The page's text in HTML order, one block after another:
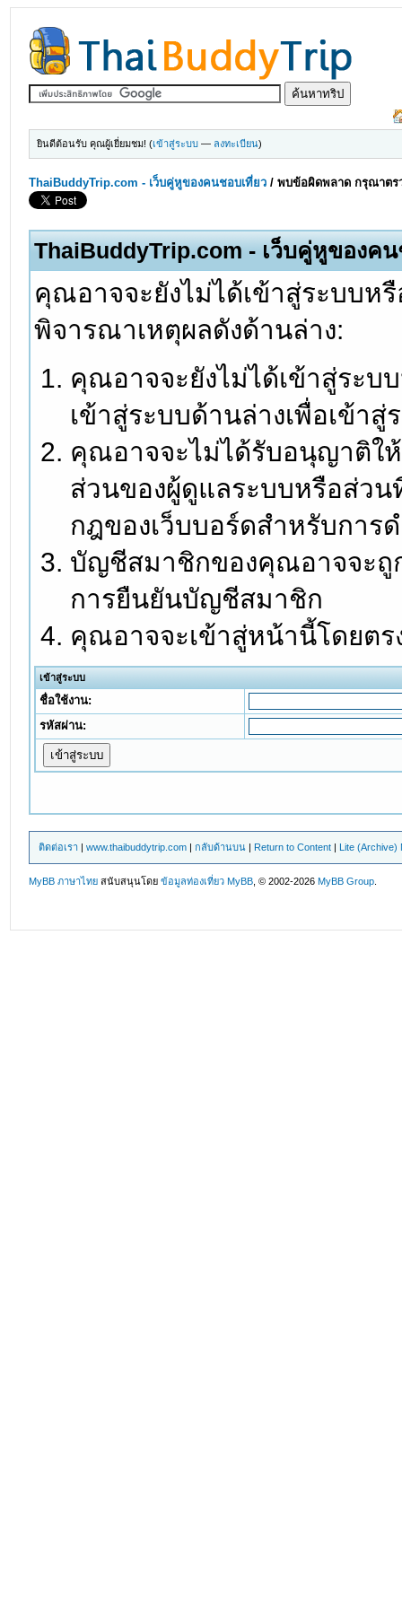
ยินดีต้อนรับ คุณผู้เยี่ยมชม! (เข้าสู่ระบบ — ลงทะเบียน)
ThaiBuddyTrip.com - เว็บคู่หูของคนชอบเที่ยว /พบข้อผิดพลาด กรุณาตร
ThaiBuddyTrip.com - เว็บคู่หูของค
คุณอาจจะยังไม่ได้เข้าสู่ระบบ
พิจารณาเหตุผลดังด้านล่าง:
คุณอาจจะยังไม่ได้เข้าสู่ระบ
เข้าสู่ระบบด้านล่างเพื่อเข้า
คุณอาจจะไม่ได้รับอนุญาติใ
ส่วนของผู้ดูแลระบบหรือส่ว
กฎของเว็บบอร์ดสำหรับการ
บัญชีสมาชิกของคุณอาจจะถู
การยืนยันบัญชีสมาชิก
คุณอาจจะเข้าสู่หน้านี้โดยต
เข้าสู่ระบบ
ชื่อใช้งาน:
รหัสผ่าน:
ติดต่อเรา |www.thaibuddytrip.com |กลับด้านบน | Return to Content | Lite (Archive)
MyBB ภาษาไทย สนับสนุนโดยข้อมูลท่องเที่ยว MyBB , © 2002-2026MyBB Group